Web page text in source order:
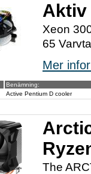
Aktiv
Xeon
65
Mer
Benämning:
Active Pentium D cooler
The